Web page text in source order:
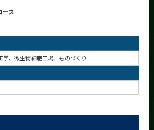
ス
学、微生物細胞工場、ものづくり
CLOSE